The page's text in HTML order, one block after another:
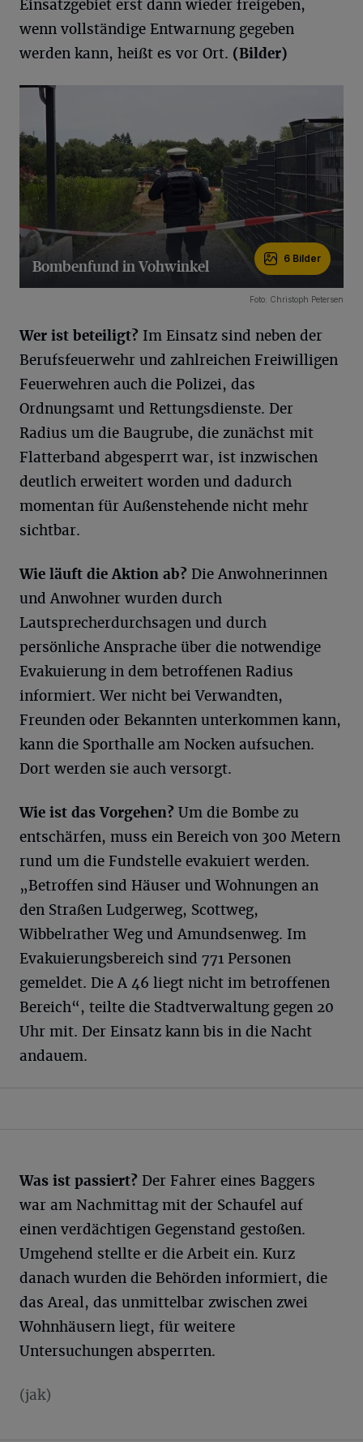
Einsatzgebiet erst dann wieder freigeben,
wenn vollständige Entwarnung gegeben
werden kann, heißt es vor Ort. (Bilder)
Bombenfund in Vohwinkel 6 Bilder
Foto: Christoph Petersen
Wer ist beteiligt? Im Einsatz sind neben der
Berufsfeuerwehr und zahlreichen Freiwilligen
Feuerwehren auch die Polizei, das
Ordnungsamt und Rettungsdienste. Der
Radius um die Baugrube, die zunächst mit
Flatterband abgesperrt war, ist inzwischen
deutlich erweitert worden und dadurch
momentan für Außenstehende nicht mehr
sichtbar.
Wie läuft die Aktion ab? Die Anwohnerinnen
und Anwohner wurden durch
Lautsprecherdurchsagen und durch
persönliche Ansprache über die notwendige
Evakuierung in dem betroffenen Radius
informiert. Wer nicht bei Verwandten,
Freunden oder Bekannten unterkommen kann,
kann die Sporthalle am Nocken aufsuchen.
Dort werden sie auch versorgt.
Wie ist das Vorgehen? Um die Bombe zu
entschärfen, muss ein Bereich von 300 Metern
rund um die Fundstelle evakuiert werden.
„Betroffen sind Häuser und Wohnungen an
den Straßen Ludgerweg, Scottweg,
Wibbelrather Weg und Amundsenweg. Im
Evakuierungsbereich sind 771 Personen
gemeldet. Die A 46 liegt nicht im betroffenen
Bereich“, teilte die Stadtverwaltung gegen 20
Uhr mit. Der Einsatz kann bis in die Nacht
andauem.
Was ist passiert? Der Fahrer eines Baggers
war am Nachmittag mit der Schaufel auf
einen verdächtigen Gegenstand gestoßen.
Umgehend stellte er die Arbeit ein. Kurz
danach wurden die Behörden informiert, die
das Areal, das unmittelbar zwischen zwei
Wohnhäusern liegt, für weitere
Untersuchungen absperrten.
(jak)